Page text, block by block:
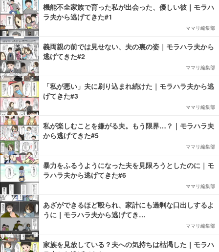
機能不全家族で育った私が出会った、優しい彼｜モラハ
ラ夫から逃げてきた#1
ママリ編集部
義両親の前では見せない、夫の裏の姿｜モラハラ夫から
逃げてきた#2
ママリ編集部
「私が悪い」夫に刷り込まれ続けた｜モラハラ夫から逃
げてきた#3
ママリ編集部
私が楽しむことを嫌がる夫。もう限界…？｜モラハラ夫
から逃げてきた#5
ママリ編集部
暴力をふるうようになった夫を見限ろうとしたのに｜モ
ラハラ夫から逃げてきた#6
ママリ編集部
あざができるほど殴られ、家計にも過剰な口出しするよ
うに｜モラハラ夫から逃げてき…
ママリ編集部
家族を見放している？夫への気持ちは枯渇した｜モラハ